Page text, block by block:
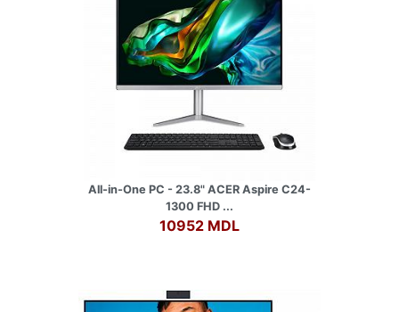
All-in-One PC - 23.8" ACER Aspire C24-
1300 FHD ...
10952 MDL